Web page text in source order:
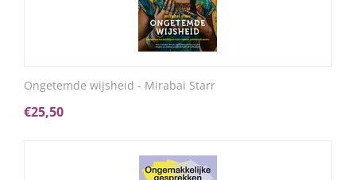
Ongetemde wijsheid - Mirabai Starr
€25,50